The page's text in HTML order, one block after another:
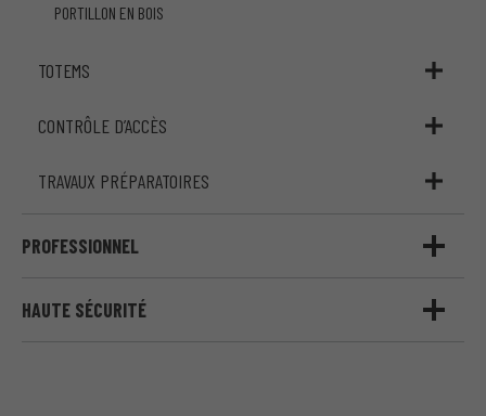
PORTILLON EN BOIS
TOTEMS
CONTRÔLE D’ACCÈS
TRAVAUX PRÉPARATOIRES
PROFESSIONNEL
HAUTE SÉCURITÉ